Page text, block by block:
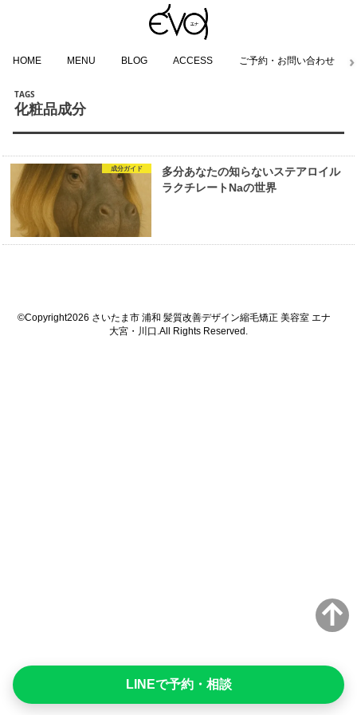
HOME MENU BLOG ACCESS ご予約・お問い合わせ
化粧品成分
成分ガイド
多分あなたの知らないステアロイル
ラクチレートNaの世界
©Copyright2026 さいたま市 浦和 髪質改善デザイン縮毛矯正 美容室 エナ
大宮・川口 .All Rights Reserved.
LINEで予約・相談